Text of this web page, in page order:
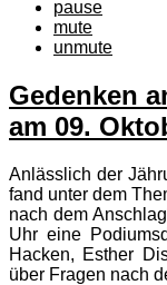
pause
mute
unmute
Gedenken
am 09.
Anlässlich der
fand unter dem
nach dem
Uhr eine
Hacken, Esther
über Fragen nach